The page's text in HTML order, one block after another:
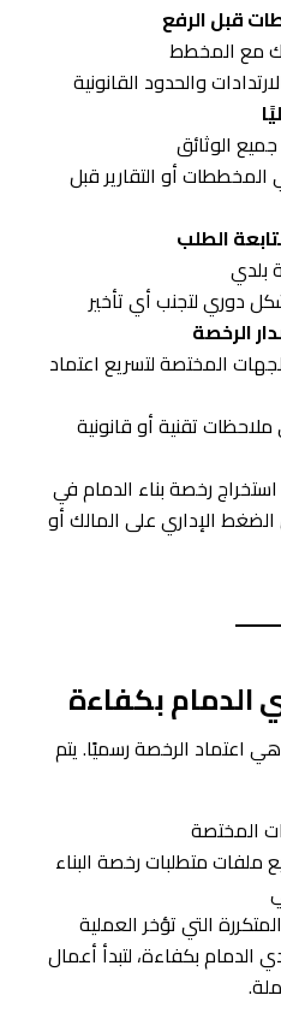
قبل الرفع
مع المخطط
والحدود القانونية
الوثائق
أو التقارير قبل
الطلب
بلدي
دوري لتجنب أي تأخير
الرخصة
المختصة لتسريع اعتماد
تقنية أو قانونية
رخصة بناء الدمام في
الإداري على المالك أو
الدمام بكفاءة
اعتماد الرخصة رسميًا. يتم
المختصة
ملفات متطلبات رخصة البناء
التي تؤخر العملية
الدمام بكفاءة، لتبدأ أعمال